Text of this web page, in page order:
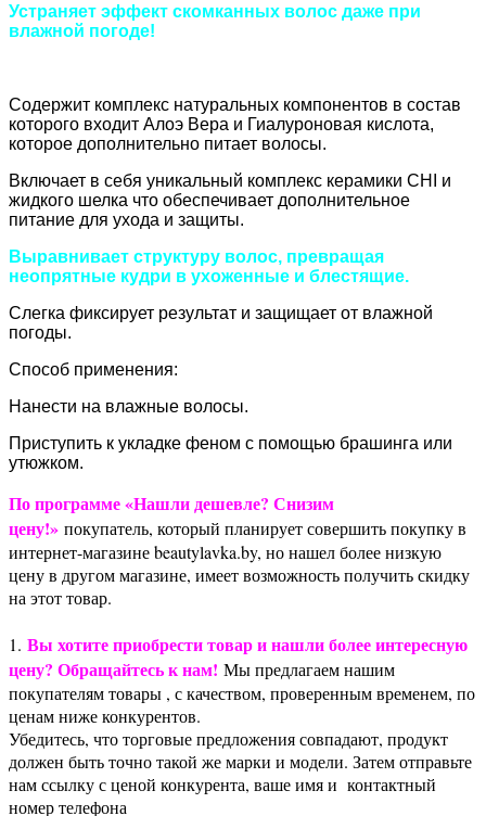
Устраняет эффект скомканных волос даже при
влажной погоде!
Содержит комплекс натуральных компонентов в состав
которого входит Алоэ Вера и Гиалуроновая кислота,
которое дополнительно питает волосы.
Включает в себя уникальный комплекс керамики CHI и
жидкого шелка что обеспечивает дополнительное
питание для ухода и защиты.
Выравнивает структуру волос, превращая
неопрятные кудри в ухоженные и блестящие.
Слегка фиксирует результат и защищает от влажной
погоды.
Способ применения:
Нанести на влажные волосы.
Приступить к укладке феном с помощью брашинга или
утюжком.
По программе «Нашли дешевле? Снизим
цену!» покупатель, который планирует совершить покупку в
интернет-магазине beautylavka.by, но нашел более низкую
цену в другом магазине, имеет возможность получить скидку
на этот товар.
1. Вы хотите приобрести товар и нашли более интересную
цену? Обращайтесь к нам! Мы предлагаем нашим
покупателям товары , с качеством, проверенным временем, по
ценам ниже конкурентов.
Убедитесь, что торговые предложения совпадают, продукт
должен быть точно такой же марки и модели. Затем отправьте
нам ссылку с ценой конкурента, ваше имя и контактный
номер телефона